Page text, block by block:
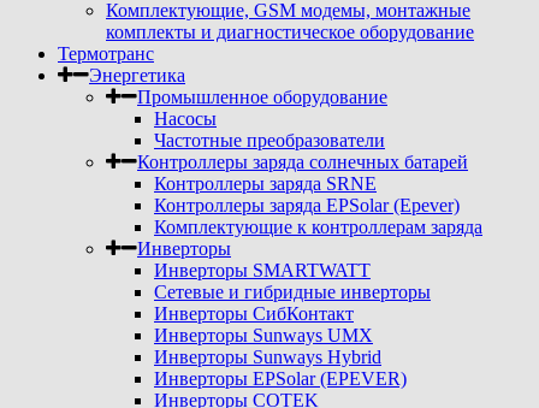
Комплектующие, GSM модемы, монтажные
комплекты и диагностическое оборудование
Термотранс
Энергетика
Промышленное оборудование
Насосы
Частотные преобразователи
Контроллеры заряда солнечных батарей
Контроллеры заряда SRNE
Контроллеры заряда EPSolar (Epever)
Комплектующие к контроллерам заряда
Инверторы
Инверторы SMARTWATT
Сетевые и гибридные инверторы
Инверторы СибКонтакт
Инверторы Sunways UMX
Инверторы Sunways Hybrid
Инверторы EPSolar (EPEVER)
Инверторы COTEK